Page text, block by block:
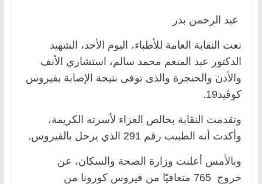
عبد الرحمن بدر
نعت النقابة العامة للأطباء، اليوم الأحد، الشهيد
الدكتور عبد المنعم محمد سالم، استشاري الأنف
والأذن والحنجرة والذى توفى نتيجة الإصابة بفيروس
كوڤيد19.
وتقدمت النقابة بخالص العزاء لأسرته الكريمة،
وأكدت أنه الطبيب رقم 291 الذي يرحل بالفيروس.
وبالأمس أعلنت وزارة الصحة والسكان، عن
خروج 765 متعافيًا من فيروس كورونا من